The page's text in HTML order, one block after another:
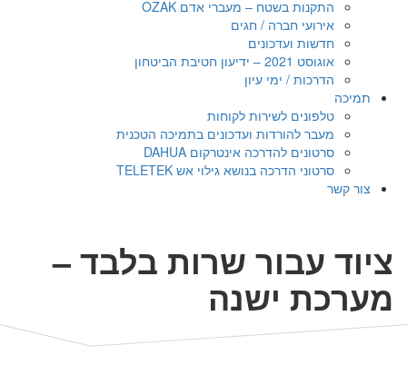
התקנות בשטח – מעברי אדם OZAK
אירועי חברה / חגים
חדשות ועדכונים
אוגוסט 2021 – ידיעון חטיבת הביטחון
הדרכות / ימי עיון
תמיכה
טלפונים לשירות לקוחות
מעבר להורדות ועדכונים בתמיכה הטכנית
סרטונים להדרכה אינטרקום DAHUA
סרטוני הדרכה בנושא גילוי אש TELETEK
צור קשר
ציוד עבור שרות בלבד –
מערכת ישנה